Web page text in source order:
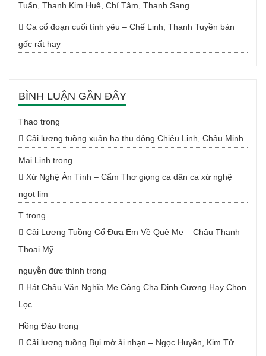
Tuấn, Thanh Kim Huệ, Chí Tâm, Thanh Sang
Ca cổ đoạn cuối tình yêu – Chế Linh, Thanh Tuyền bản
gốc rất hay
BÌNH LUẬN GẦN ĐÂY
Thao trong
Cải lương tuồng xuân hạ thu đông Chiêu Linh, Châu Minh
Mai Linh trong
Xứ Nghệ Ân Tình – Cẩm Thơ giọng ca dân ca xứ nghệ
ngọt lịm
T trong
Cải Lương Tuồng Cổ Đưa Em Về Quê Mẹ – Châu Thanh –
Thoại Mỹ
nguyễn đức thính trong
Hát Chầu Văn Nghĩa Mẹ Công Cha Đinh Cương Hay Chọn
Lọc
Hồng Đào trong
Cải lương tuồng Bụi mờ ải nhạn – Ngọc Huyền, Kim Tử